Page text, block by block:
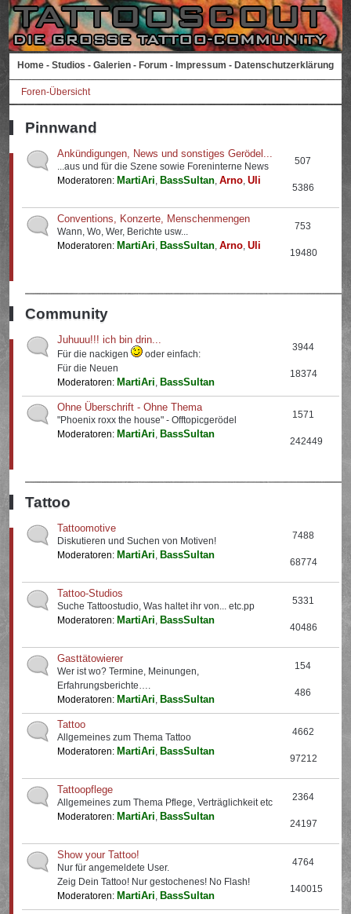
Home - Studios - Galerien - Forum - Impressum - Datenschutzerklärung
Foren-Übersicht
Pinnwand
Ankündigungen, News und sonstiges Gerödel...
...aus und für die Szene sowie Foreninterne News
Moderatoren: MartiAri, BassSultan,Arno,Uli
507
5386
Conventions, Konzerte, Menschenmengen
Wann, Wo, Wer, Berichte usw...
Moderatoren: MartiAri, BassSultan,Arno,Uli
753
19480
Community
Juhuuu!!! ich bin drin...
Für die nackigen
oder einfach:
Für die Neuen
Moderatoren: MartiAri, BassSultan
3944
18374
Ohne Überschrift - Ohne Thema
"Phoenix roxx the house" - Offtopicgerödel
Moderatoren: MartiAri, BassSultan
1571
242449
Tattoo
Tattoomotive
Diskutieren und Suchen von Motiven!
Moderatoren: MartiAri, BassSultan
7488
68774
Tattoo-Studios
Suche Tattoostudio, Was haltet ihr von... etc.pp
Moderatoren: MartiAri, BassSultan
5331
40486
Gasttätowierer
Wer ist wo? Termine, Meinungen,
Erfahrungsberichte….
Moderatoren: MartiAri, BassSultan
154
486
Tattoo
Allgemeines zum Thema Tattoo
Moderatoren: MartiAri, BassSultan
4662
97212
Tattoopflege
Allgemeines zum Thema Pflege, Verträglichkeit etc
Moderatoren: MartiAri, BassSultan
2364
24197
Show your Tattoo!
Nur für angemeldete User.
Zeig Dein Tattoo! Nur gestochenes! No Flash!
Moderatoren: MartiAri, BassSultan
4764
140015